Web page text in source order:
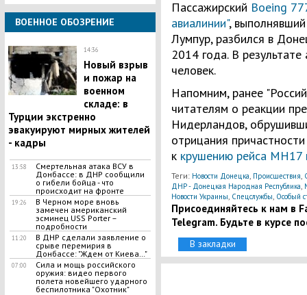
ВОЕННОЕ ОБОЗРЕНИЕ
14:36
Новый взрыв
и пожар на
военном
складе: в
Турции экстренно
эвакуируют мирных жителей
- кадры
13:58
Смертельная атака ВСУ в
Донбассе: в ДНР сообщили
о гибели бойца - что
происходит на фронте
19:26
В Черном море вновь
замечен американский
эсминец USS Porter –
подробности
11:20
В ДНР сделали заявление о
срыве перемирия в
Донбассе: "Ждем от Киева…"
07:00
Сила и мощь российского
оружия: видео первого
полета новейшего ударного
беспилотника "Охотник"
Пассажирский Boeing
авиалинии",
Лумпур, разбился в
2014 года. В
человек.
Напомним, ранее
читателям о реакции
Нидерландов,
отрицания
к крушению рейса
Теги: Новости Донецка, Происшествия,
ДНР - Донецкая Народная Республика,
Новости Украины, Спецслужбы, Особый
Присоединяйтесь к нам в
Telegram. Будьте в курсе
В закладки